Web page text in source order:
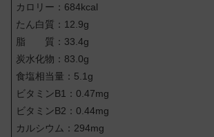
カロリー：684kcal
たん白質：12.9g
脂 質：33.4g
炭水化物：83.0g
食塩相当量：5.1g
ビタミンB1：0.47mg
ビタミンB2：0.44mg
カルシウム：294mg